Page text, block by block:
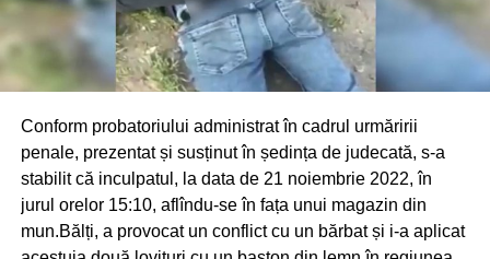
Conform probatoriului administrat în cadrul urmăririi
penale, prezentat și susținut în ședința de judecată, s-a
stabilit că inculpatul, la data de 21 noiembrie 2022, în
jurul orelor 15:10, aflîndu-se în fața unui magazin din
mun.Bălți, a provocat un conflict cu un bărbat și i-a aplicat